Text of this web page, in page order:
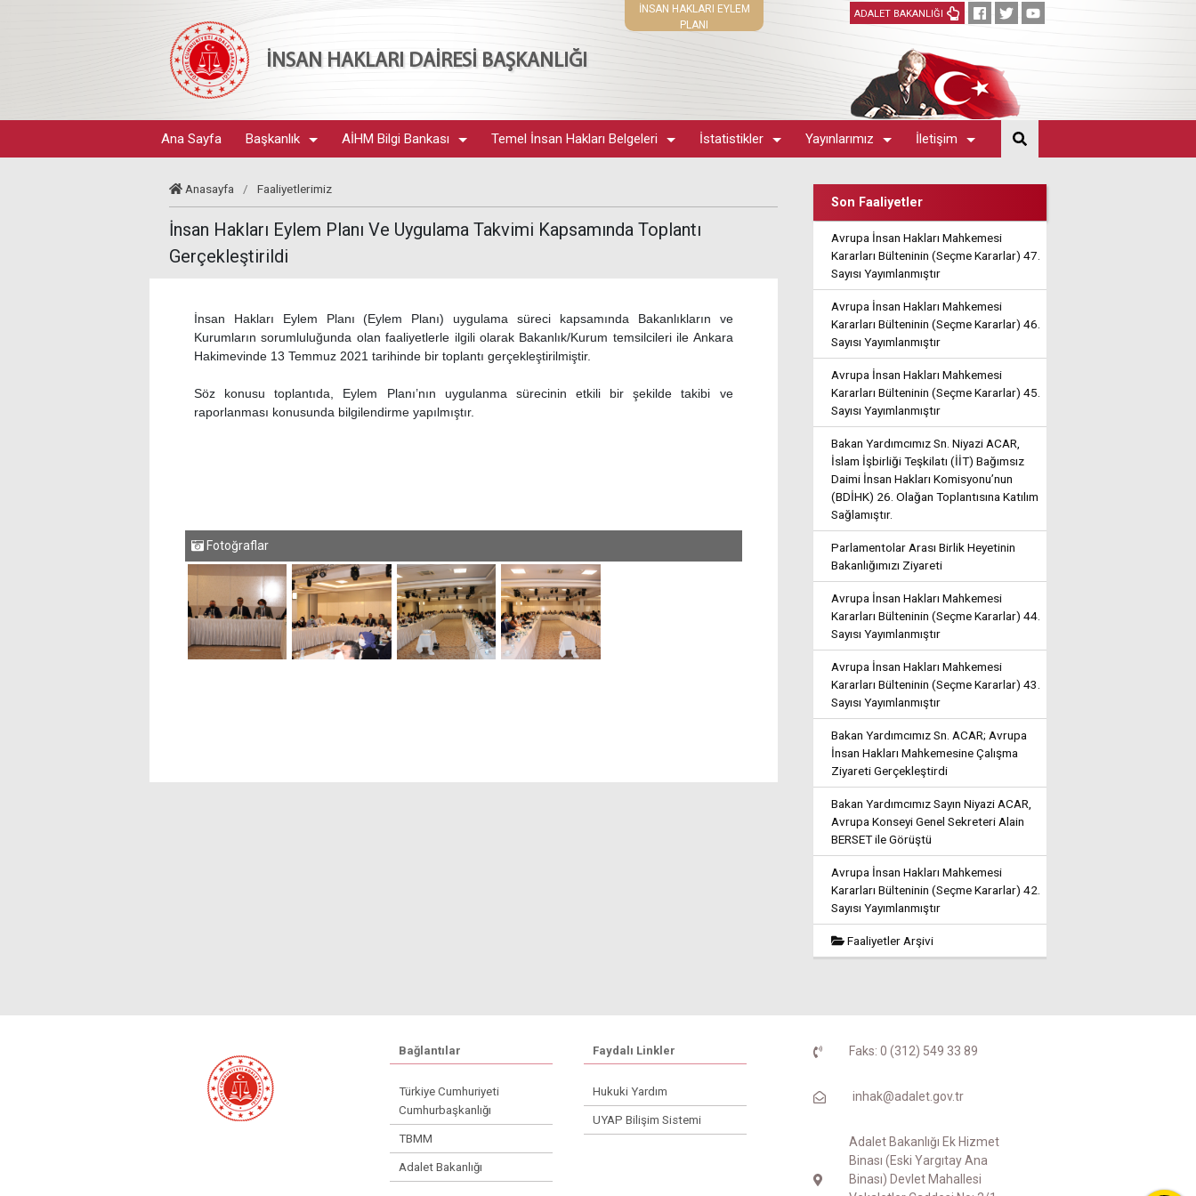
İNSAN HAKLARI DAİRESİ BAŞKANLIĞI
İNSAN HAKLARI EYLEM
PLANI
ADALET BAKANLIĞI
Ana Sayfa Başkanlık AİHM Bilgi Bankası Temel İnsan Hakları Belgeleri İstatistikler Yayınlarımız İletişim
Anasayfa / Faaliyetlerimiz
İnsan Hakları Eylem Planı Ve Uygulama Takvimi Kapsamında Toplantı
Gerçekleştirildi
İnsan Hakları Eylem Planı (Eylem Planı) uygulama süreci kapsamında Bakanlıkların ve
Kurumların sorumluluğunda olan faaliyetlerle ilgili olarak Bakanlık/Kurum temsilcileri ile Ankara
Hakimevinde 13 Temmuz 2021 tarihinde bir toplantı gerçekleştirilmiştir.
Söz konusu toplantıda, Eylem Planı’nın uygulanma sürecinin etkili bir şekilde takibi ve
raporlanması konusunda bilgilendirme yapılmıştır.
Fotoğraflar
Son Faaliyetler
Avrupa İnsan Hakları Mahkemesi
Kararları Bülteninin (Seçme Kararlar) 47.
Sayısı Yayımlanmıştır
Avrupa İnsan Hakları Mahkemesi
Kararları Bülteninin (Seçme Kararlar) 46.
Sayısı Yayımlanmıştır
Avrupa İnsan Hakları Mahkemesi
Kararları Bülteninin (Seçme Kararlar) 45.
Sayısı Yayımlanmıştır
Bakan Yardımcımız Sn. Niyazi ACAR,
İslam İşbirliği Teşkilatı (İİT) Bağımsız
Daimi İnsan Hakları Komisyonu’nun
(BDİHK) 26. Olağan Toplantısına Katılım
Sağlamıştır.
Parlamentolar Arası Birlik Heyetinin
Bakanlığımızı Ziyareti
Avrupa İnsan Hakları Mahkemesi
Kararları Bülteninin (Seçme Kararlar) 44.
Sayısı Yayımlanmıştır
Avrupa İnsan Hakları Mahkemesi
Kararları Bülteninin (Seçme Kararlar) 43.
Sayısı Yayımlanmıştır
Bakan Yardımcımız Sn. ACAR; Avrupa
İnsan Hakları Mahkemesine Çalışma
Ziyareti Gerçekleştirdi
Bakan Yardımcımız Sayın Niyazi ACAR,
Avrupa Konseyi Genel Sekreteri Alain
BERSET ile Görüştü
Avrupa İnsan Hakları Mahkemesi
Kararları Bülteninin (Seçme Kararlar) 42.
Sayısı Yayımlanmıştır
Faaliyetler Arşivi
Bağlantılar
Türkiye Cumhuriyeti
Cumhurbaşkanlığı
TBMM
Adalet Bakanlığı
Faydalı Linkler
Hukuki Yardım
UYAP Bilişim Sistemi
Faks: 0 (312) 549 33 89
inhak@adalet.gov.tr
Adalet Bakanlığı Ek Hizmet
Binası (Eski Yargıtay Ana
Binası) Devlet Mahallesi